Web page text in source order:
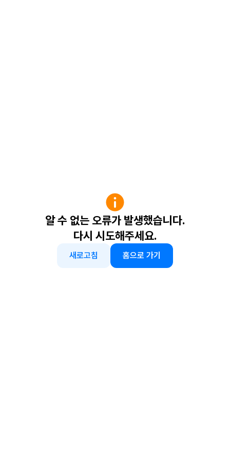
알 수 없는 오류가 발생했습니다.
다시 시도해주세요.
새로고침 홈으로 가기